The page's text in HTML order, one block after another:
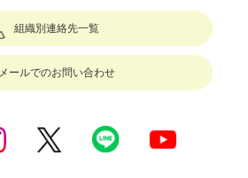
組織別連絡先一覧
メールでのお問い合わせ